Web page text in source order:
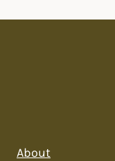
About